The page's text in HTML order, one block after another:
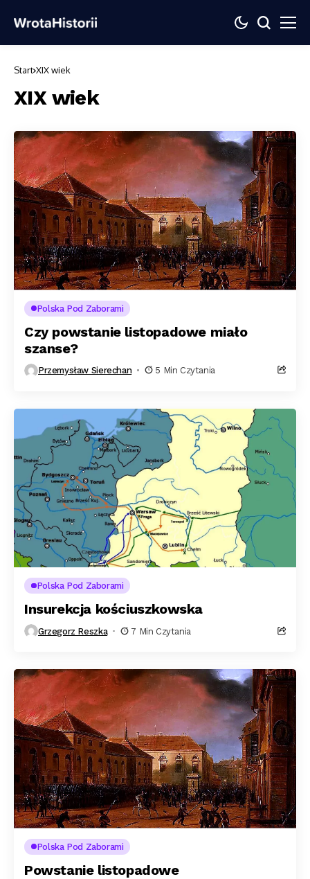
Start XIX wiek
XIX wiek
Polska Pod Zaborami
Czy powstanie listopadowe miało
szanse?
Przemysław Sierechan 5 Min Czytania
Polska Pod Zaborami
Insurekcja kościuszkowska
Grzegorz Reszka 7 Min Czytania
Polska Pod Zaborami
Powstanie listopadowe